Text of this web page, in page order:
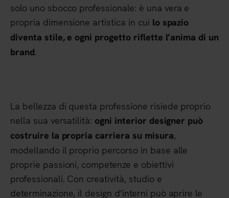
solo uno sbocco professionale: è una vera e
propria dimensione artistica in cui lo spazio
diventa stile, e ogni progetto riflette l’anima di un
brand.
La bellezza di questa professione risiede proprio
nella sua versatilità: ogni interior designer può
costruire la propria carriera su misura,
modellando il proprio percorso in base alle
proprie passioni, competenze e obiettivi
professionali. Con creatività, studio e
determinazione, il design d’interni può aprire le